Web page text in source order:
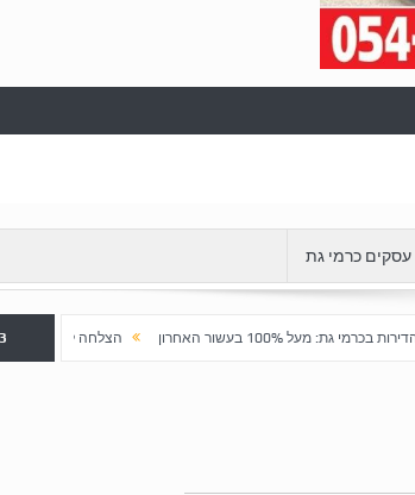
עסקים כרמי גת
הצלחה לשלב א' ברובע "כרמי הפארק":